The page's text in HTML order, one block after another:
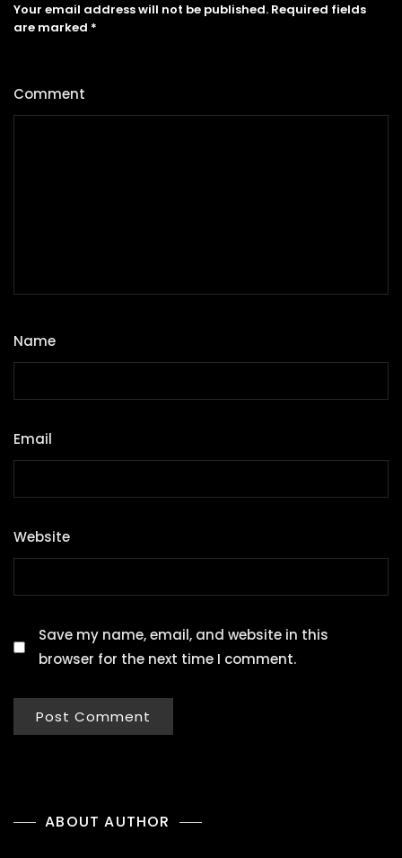
Your email address will not be published. Required fields
are marked *
Comment
Name
Email
Website
Save my name, email, and website in this
browser for the next time I comment.
ABOUT AUTHOR